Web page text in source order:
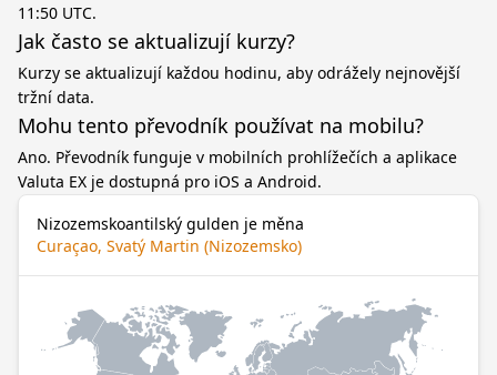
11:50 UTC.
Jak často se aktualizují kurzy?
Kurzy se aktualizují každou hodinu, aby odrážely nejnovější
tržní data.
Mohu tento převodník používat na mobilu?
Ano. Převodník funguje v mobilních prohlížečích a aplikace
Valuta EX je dostupná pro iOS a Android.
Nizozemskoantilský gulden je měna
Curaçao, Svatý Martin (Nizozemsko)